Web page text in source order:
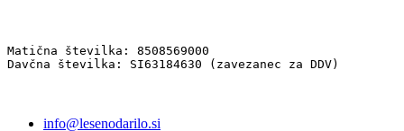
Matična številka: 8508569000
Davčna številka: SI63184630 (zavezanec za DDV)
info@lesenodarilo.si